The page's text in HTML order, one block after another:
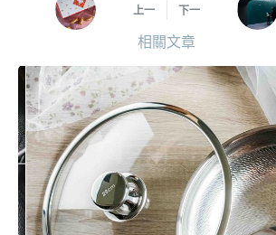
上一 下一
相關文章